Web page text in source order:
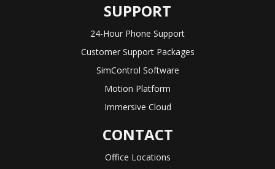
SUPPORT
24-Hour Phone Support
Customer Support Packages
SimControl Software
Motion Platform
Immersive Cloud
CONTACT
Office Locations